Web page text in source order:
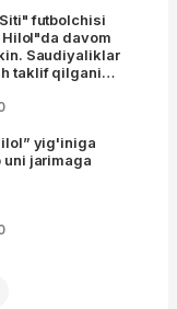
futbolchisi
davom
Saudiyaliklar
taklif qilgani
yig'iniga
jarimaga